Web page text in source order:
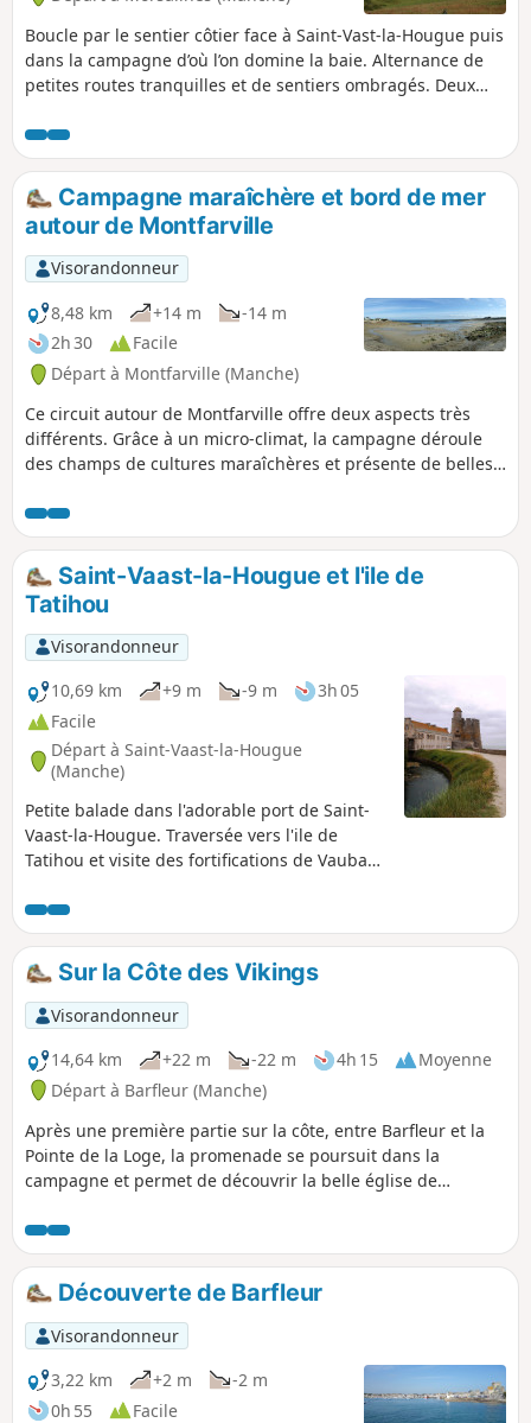
Boucle par le sentier côtier face à Saint-Vast-la-Hougue puis
dans la campagne d’où l’on domine la baie. Alternance de
petites routes tranquilles et de sentiers ombragés. Deux
nous font remonter aux périodes où la baie était le lieu de
conflits navals.
Campagne maraîchère et bord de mer
autour de Montfarville
Visorandonneur
8,48 km
+14 m
-14 m
2h 30
Facile
Départ à Montfarville (Manche)
Ce circuit autour de Montfarville offre deux aspects très
différents. Grâce à un micro-climat, la campagne déroule
des champs de cultures maraîchères et présente de belles
côte rocheuse bordée de belles plages. Au départ ou à
l’arrivée, ne pas manquer la visite de l’église.
Saint-Vaast-la-Hougue et l'ile de
Tatihou
Visorandonneur
10,69 km
+9 m -9 m
3h 05
Facile
Départ à Saint-Vaast-la-Hougue
(Manche)
Petite balade dans l'adorable port de Saint-
Vaast-la-Hougue. Traversée vers l'ile de
Tatihou et visite des fortifications de Vauban.
départements bretons voisins, la Manche
offre pourtant de tout aussi merveilleux
paysages moins habités mais sauvages et
variés. Si vous croisez dans les parages,
n'hésitez pas à découvrir cette contrée,
notamment son marais, ainsi que les pointes
et falaises de la presqu'ile du Cotentin.
Sur la Côte des Vikings
Visorandonneur
14,64 km
+22 m -22 m 4h 15
Moyenne
Départ à Barfleur (Manche)
Après une première partie sur la côte, entre Barfleur et la
Pointe de la Loge, la promenade se poursuit dans la
campagne et permet de découvrir la belle église de
Découverte de Barfleur
Visorandonneur
3,22 km
+2 m
-2 m
0h 55
Facile